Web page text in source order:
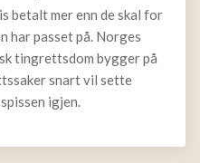
betalt mer enn de skal for
har passet på. Norges
tingrettsdom bygger på
snart vil sette
igjen.